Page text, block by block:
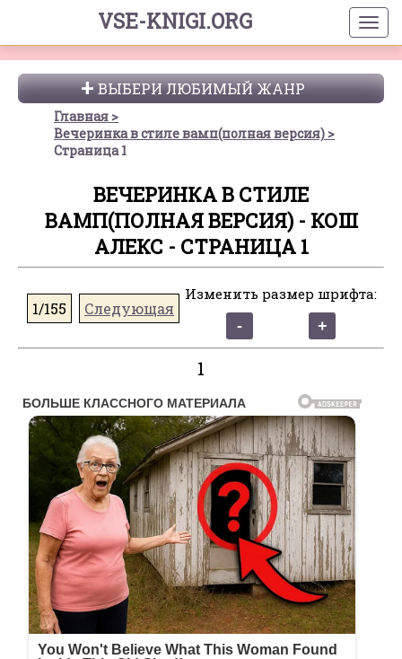
VSE-KNIGI.ORG
ВЫБЕРИ ЛЮБИМЫЙ ЖАНР
Главная
Вечеринка в стиле вамп(полная версия)
Страница 1
ВЕЧЕРИНКА В СТИЛЕ
ВАМП(ПОЛНАЯ ВЕРСИЯ) - КОШ
АЛЕКС - СТРАНИЦА 1
1/155 Следующая
Изменить размер шрифта:
1